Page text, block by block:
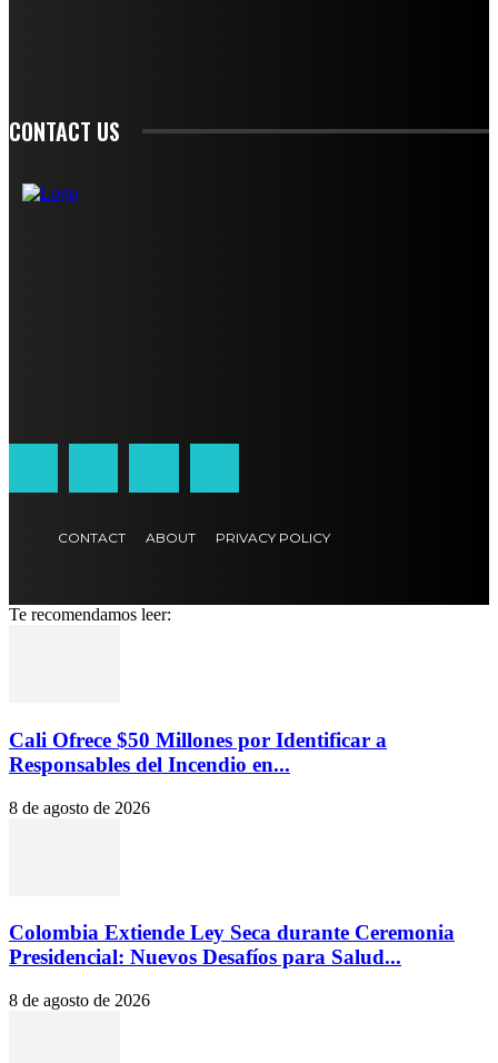
CONTACT US
CONTACT ABOUT PRIVACY POLICY
Te recomendamos leer:
Cali Ofrece $50 Millones por Identificar a
Responsables del Incendio en...
8 de agosto de 2026
Colombia Extiende Ley Seca durante Ceremonia
Presidencial: Nuevos Desafíos para Salud...
8 de agosto de 2026